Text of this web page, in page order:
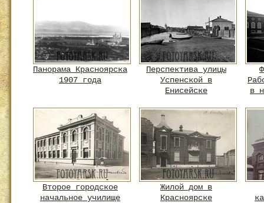
Панорама Красноярска
1907 года
Перспектива улицы
Успенской в
Енисейске
в
Второе городское
начальное училище
Жилой дом в
Красноярске